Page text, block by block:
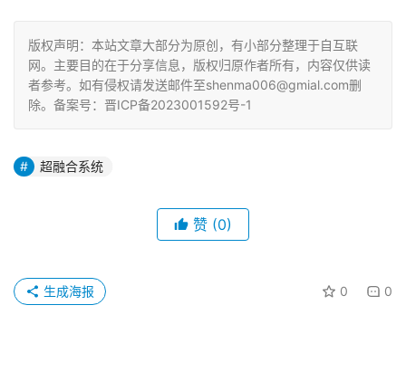
版权声明：本站文章大部分为原创，有小部分整理于自互联
网。主要目的在于分享信息，版权归原作者所有，内容仅供读
者参考。如有侵权请发送邮件至shenma006@gmial.com删
除。备案号：晋ICP备2023001592号-1
超融合系统
赞 (0)
0 0
生成海报